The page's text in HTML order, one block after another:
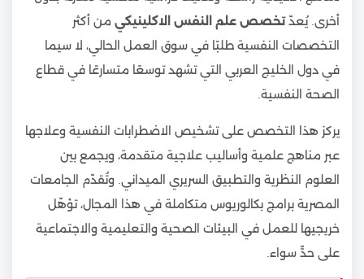
أخرى. يُعدّتخصص علم النفس الاكلينيكي من أكثر
التخصصات النفسية طلبًا في سوق العمل الحالي، لا سيما
في دول الخليج العربي التي تشهد توسعًا متسارعًا في قطاع
الصحة النفسية.
يركز هذا التخصص على تشخيص الاضطرابات النفسية وعلاجها
عبر مناهج علمية وأساليب علاجية متقدمة، ويجمع بين
العلوم النظرية والتطبيق السريري الميداني. وتُقدّم الجامعات
المصرية برامج بكالوريوس متكاملة في هذا المجال، تؤهّل
خريجيها للعمل في البيئات الصحية والتعليمية والاجتماعية
على حدٍّ سواء.